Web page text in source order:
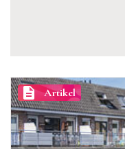
description Artikel